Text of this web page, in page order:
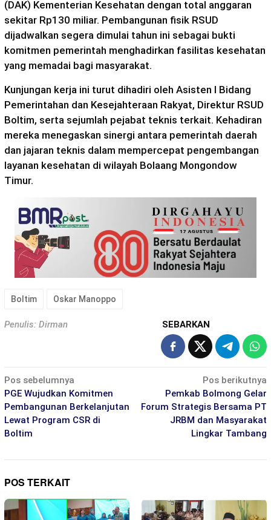
(DAK) Kementerian Kesehatan dengan total anggaran
sekitar Rp130 miliar. Pembangunan fisik RSUD
dijadwalkan segera dimulai tahun ini sebagai bukti
komitmen pemerintah menghadirkan fasilitas kesehatan
yang memadai bagi masyarakat.
Kunjungan kerja ini turut dihadiri oleh Asisten I Bidang
Pemerintahan dan Kesejahteraan Rakyat, Direktur RSUD
Boltim, serta sejumlah pejabat teknis terkait. Kehadiran
mereka menegaskan sinergi antara pemerintah daerah
dan jajaran teknis dalam mempercepat pengembangan
layanan kesehatan di wilayah Bolaang Mongondow
Timur.
Boltim Oskar Manoppo
Penulis: Dirman SEBARKAN
Navigasi
pos
Pos sebelumnya
PGE Wujudkan Komitmen
Pembangunan Berkelanjutan
Lewat Program CSR di
Boltim
Pos berikutnya
Pemkab Bolmong Gelar
Forum Strategis Bersama PT
JRBM dan Masyarakat
Lingkar Tambang
POS TERKAIT